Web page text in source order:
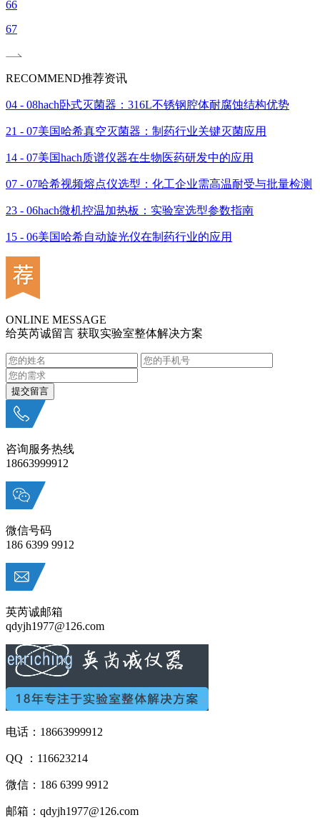
66
67
RECOMMEND推荐资讯
04 - 08hach卧式灭菌器：316L不锈钢腔体耐腐蚀结构优势
21 - 07美国哈希真空灭菌器：制药行业关键灭菌应用
14 - 07美国hach质谱仪器在生物医药研发中的应用
07 - 07哈希视频熔点仪选型：化工企业需高温耐受与批量检测
23 - 06hach微机控温加热板：实验室选型参数指南
15 - 06美国哈希自动旋光仪在制药行业的应用
ONLINE MESSAGE
给英芮诚留言 获取实验室整体解决方案
咨询服务热线
18663999912
微信号码
186 6399 9912
英芮诚邮箱
qdyjh1977@126.com
电话：18663999912
QQ ：116623214
微信：186 6399 9912
邮箱：qdyjh1977@126.com